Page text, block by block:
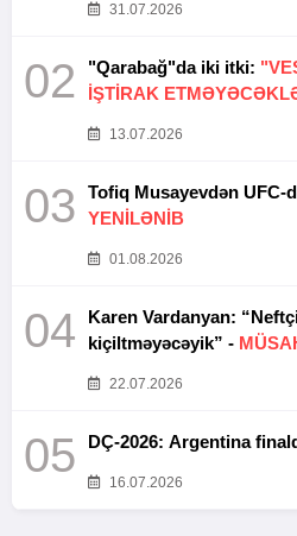
31.07.2026
02 "Qarabağ"da iki itki:
İŞTİRAK
13.07.2026
03
YENİLƏNİB
01.08.2026
04
Karen Vardanyan:
kiçiltməyəcəyik” -
22.07.2026
05 DÇ-2026: Argentina
16.07.2026